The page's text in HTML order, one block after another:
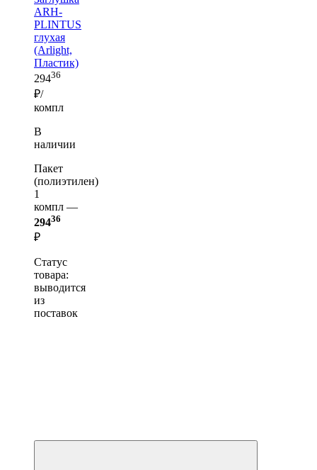
ARH-
PLINTUS
глухая
(Arlight,
Пластик)
29436
₽/
компл
В
наличии
Пакет
(полиэтилен)
1
компл —
29436
₽
Статус
товара:
выводится
из
поставок